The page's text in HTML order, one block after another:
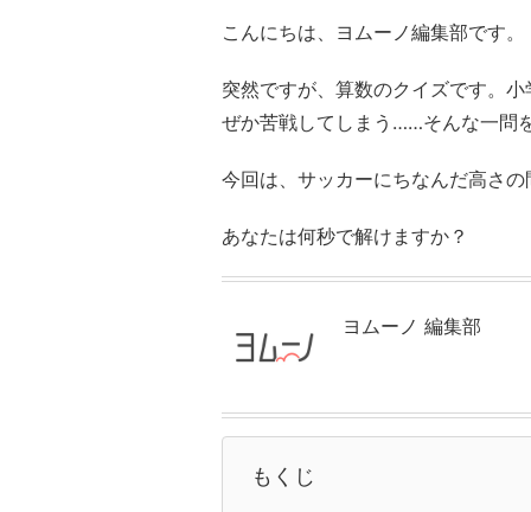
こんにちは、ヨムーノ編集部です。
突然ですが、算数のクイズです。
ぜか苦戦してしまう……そんな一問
今回は、サッカーにちなんだ高さの
あなたは何秒で解けますか？
ヨムーノ 編集部
もくじ